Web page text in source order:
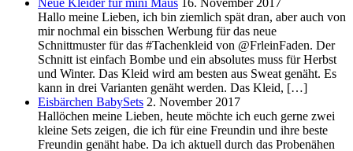
Hallo meine Lieben, ich bin ziemlich spät dran, aber auch von
mir nochmal ein bisschen Werbung für das neue
Schnittmuster für das #Tachenkleid von @FrleinFaden. Der
Schnitt ist einfach Bombe und ein absolutes muss für Herbst
und Winter. Das Kleid wird am besten aus Sweat genäht. Es
kann in drei Varianten genäht werden. Das Kleid, […]
Eisbärchen BabySets 2. November 2017
Hallöchen meine Lieben, heute möchte ich euch gerne zwei
kleine Sets zeigen, die ich für eine Freundin und ihre beste
Freundin genäht habe. Da ich aktuell durch das Probenähen